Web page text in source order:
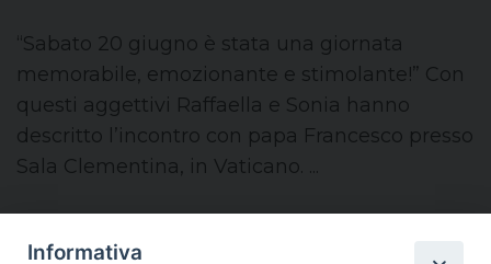
“Sabato 20 giugno è stata una giornata
memorabile, emozionante e stimolante!” Con
questi aggettivi Raffaella e Sonia hanno
descritto l’incontro con papa Francesco presso
Sala Clementina, in Vaticano. ...
Informativa